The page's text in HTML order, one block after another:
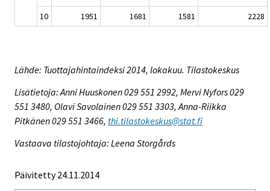
10
1951 1681 1581 2228
Lähde: Tuottajahintaindeksi 2014, lokakuu. Tilastokeskus
Lisätietoja: Anni Huuskonen 029 551 2992, Mervi Nyfors 029
551 3480, Olavi Savolainen 029 551 3303, Anna-Riikka
Pitkänen 029 551 3466, thi.tilastokeskus@stat.fi
Vastaava tilastojohtaja: Leena Storgårds
Päivitetty 24.11.2014